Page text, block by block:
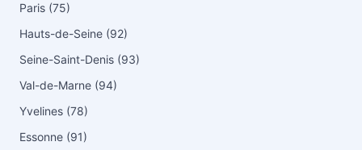
Paris (75)
Hauts-de-Seine (92)
Seine-Saint-Denis (93)
Val-de-Marne (94)
Yvelines (78)
Essonne (91)